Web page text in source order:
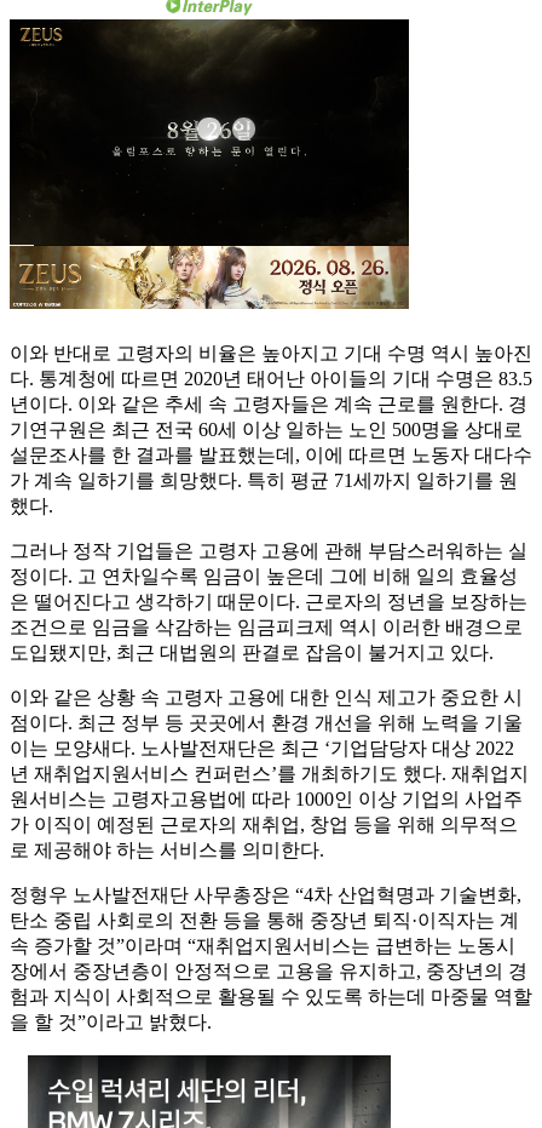
이와 반대로 고령자의 비율은 높아지고 기대 수명 역시 높아진
다. 통계청에 따르면 2020년 태어난 아이들의 기대 수명은 83.5
년이다. 이와 같은 추세 속 고령자들은 계속 근로를 원한다. 경
기연구원은 최근 전국 60세 이상 일하는 노인 500명을 상대로
설문조사를 한 결과를 발표했는데, 이에 따르면 노동자 대다수
가 계속 일하기를 희망했다. 특히 평균 71세까지 일하기를 원
했다.
그러나 정작 기업들은 고령자 고용에 관해 부담스러워하는 실
정이다. 고 연차일수록 임금이 높은데 그에 비해 일의 효율성
은 떨어진다고 생각하기 때문이다. 근로자의 정년을 보장하는
조건으로 임금을 삭감하는 임금피크제 역시 이러한 배경으로
도입됐지만, 최근 대법원의 판결로 잡음이 불거지고 있다.
이와 같은 상황 속 고령자 고용에 대한 인식 제고가 중요한 시
점이다. 최근 정부 등 곳곳에서 환경 개선을 위해 노력을 기울
이는 모양새다. 노사발전재단은 최근 ‘기업담당자 대상 2022
년 재취업지원서비스 컨퍼런스’를 개최하기도 했다. 재취업지
원서비스는 고령자고용법에 따라 1000인 이상 기업의 사업주
가 이직이 예정된 근로자의 재취업, 창업 등을 위해 의무적으
로 제공해야 하는 서비스를 의미한다.
정형우 노사발전재단 사무총장은 “4차 산업혁명과 기술변화,
탄소 중립 사회로의 전환 등을 통해 중장년 퇴직·이직자는 계
속 증가할 것”이라며 “재취업지원서비스는 급변하는 노동시
장에서 중장년층이 안정적으로 고용을 유지하고, 중장년의 경
험과 지식이 사회적으로 활용될 수 있도록 하는데 마중물 역할
을 할 것”이라고 밝혔다.